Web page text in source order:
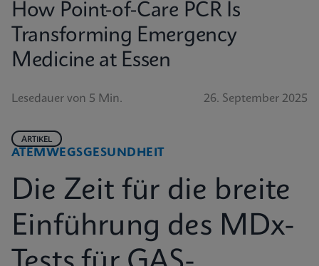
How Point-of-Care PCR Is
Transforming Emergency
Medicine at Essen
Lesedauer von 5 Min. 26. September 2025
ATEMWEGSGESUNDHEIT
ARTIKEL
Die Zeit für die breite
Einführung des MDx-